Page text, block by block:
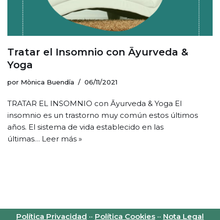
Tratar el Insomnio con Āyurveda &
Yoga
por Mònica Buendía 06/11/2021
TRATAR EL INSOMNIO con Āyurveda & Yoga El
insomnio es un trastorno muy común estos últimos
años. El sistema de vida establecido en las
últimas… Leer más »
Política Privacidad ·· Política Cookies ·· Nota Legal